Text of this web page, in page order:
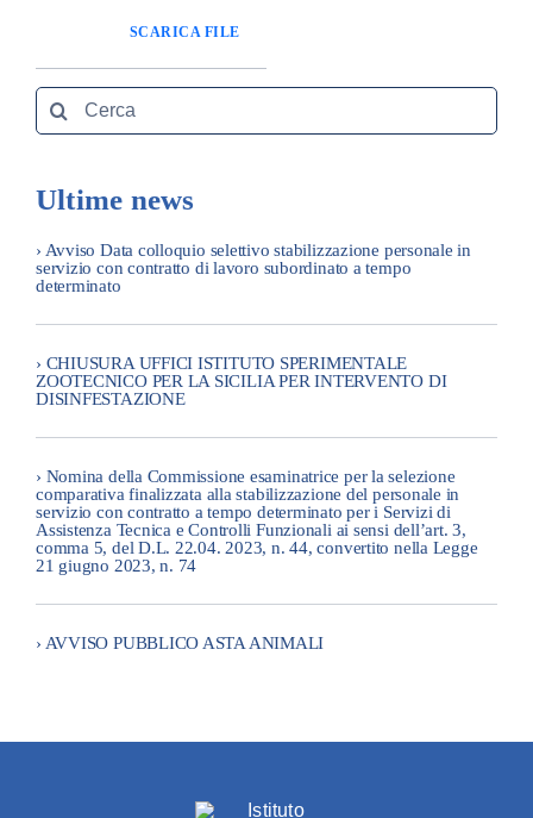
SCARICA FILE
Search
for:
Ultime news
› Avviso Data colloquio selettivo stabilizzazione personale in
servizio con contratto di lavoro subordinato a tempo
determinato
› CHIUSURA UFFICI ISTITUTO SPERIMENTALE
ZOOTECNICO PER LA SICILIA PER INTERVENTO DI
DISINFESTAZIONE
› Nomina della Commissione esaminatrice per la selezione
comparativa finalizzata alla stabilizzazione del personale in
servizio con contratto a tempo determinato per i Servizi di
Assistenza Tecnica e Controlli Funzionali ai sensi dell’art. 3,
comma 5, del D.L. 22.04. 2023, n. 44, convertito nella Legge
21 giugno 2023, n. 74
› AVVISO PUBBLICO ASTA ANIMALI